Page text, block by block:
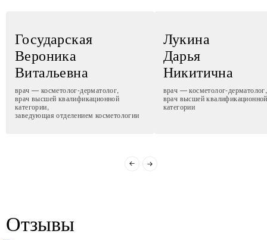
Государская
Вероника
Витальевна
врач — косметолог-дерматолог,
врач высшей квалификационной
категории,
заведующая отделением косметологии
Лукина
Дарья
Никитична
врач — косметолог-дерматолог,
врач высшей квалификационной
категории
Отзывы